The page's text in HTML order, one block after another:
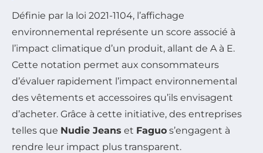
Définie par la loi 2021-1104, l’affichage
environnemental représente un score associé à
l’impact climatique d’un produit, allant de A à E.
Cette notation permet aux consommateurs
d’évaluer rapidement l’impact environnemental
des vêtements et accessoires qu’ils envisagent
d’acheter. Grâce à cette initiative, des entreprises
telles que Nudie Jeans et Faguo s’engagent à
rendre leur impact plus transparent.